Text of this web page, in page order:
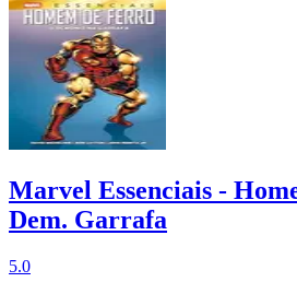
Marvel Essenciais -
Dem. Garrafa
5.0